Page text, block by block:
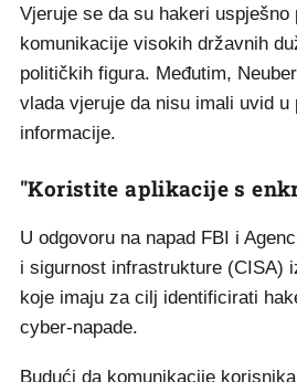
Vjeruje se da su hakeri uspješno
komunikacije visokih državnih
političkih figura. Međutim,
vlada vjeruje da nisu imali uvid u
informacije.
"Koristite aplikacije s
U odgovoru na napad FBI i
i sigurnost infrastrukture (CISA)
koje imaju za cilj identificirati
cyber-napade.
Budući da komunikacije